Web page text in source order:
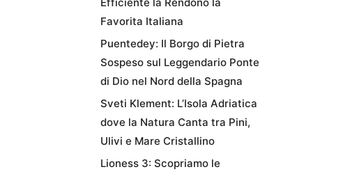
Efficiente la Rendono la
Favorita Italiana
Puentedey: Il Borgo di Pietra
Sospeso sul Leggendario Ponte
di Dio nel Nord della Spagna
Sveti Klement: L’Isola Adriatica
dove la Natura Canta tra Pini,
Ulivi e Mare Cristallino
Lioness 3: Scopriamo le